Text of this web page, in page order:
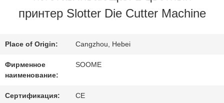
ЗАВОДУ
КОНТРОЛЬ
КАЧЕСТВА
СВЯЖИТЕСЬ
принтер Slotter Die Cutter Machine
Place of Origin: Cangzhou, Hebei
Фирменное
наименование:
SOOME
Сертификация: CE